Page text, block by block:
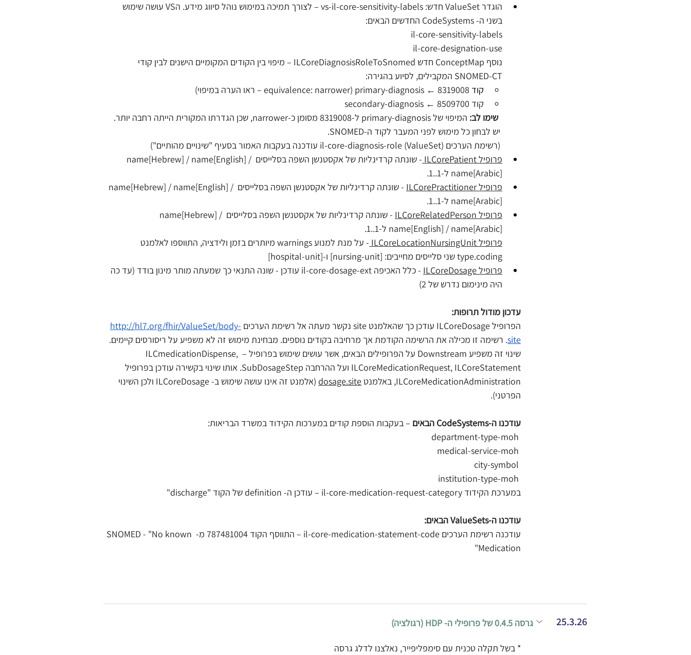
הוגדר ValueSet חדש: vs-il-core-sensitivity-labels – לצורך תמיכה במימוש נוהל סיווג מידע. הVS עושה שימוש
בשני ה- CodeSystems החדשים הבאים:
il-core-sensitivity-labels
il-core-designation-use
נוסף ConceptMap חדש ILCoreDiagnosisRoleToSnomed – מיפוי בין הקודים המקומיים הישנים לבין קודי
SNOMED-CT המקבילים, לסיוע בהגירה:
קוד primary-diagnosis ← 8319008 (equivalence: narrower – ראו הערה במיפוי)
קוד secondary-diagnosis ← 8509700
שימו לב:
המיפוי של primary-diagnosis ל-8319008 מסומן כ-narrower, שכן הגדרתו המקורית הייתה רחבה יותר.
יש לבחון כל מימוש לפני המעבר לקוד ה-SNOMED.
(רשימת הערכים (ValueSet) il-core-diagnosis-role עודכנה בעקבות האמור בסעיף "שינויים מהותיים")
פרופיל ILCorePatient
- שונתה קרדינליות של אקסטנשן השפה בסלייסים name[Hebrew] / name[English] /
name[Arabic] ל-1..1.
פרופיל ILCorePractitioner
- שונתה קרדינליות של אקסטנשן השפה בסלייסים name[Hebrew] / name[English] /
name[Arabic] ל-1..1.
פרופיל ILCoreRelatedPerson
- שונתה קרדינליות של אקסטנשן השפה בסלייסים name[Hebrew] /
name[English] / name[Arabic] ל-1..1.
פרופיל ILCoreLocationNursingUnit
- על מנת למנוע warnings מיותרים בזמן ולידציה, התווספו לאלמנט
type.coding שני סלייסים מחייבים: [nursing-unit] ו-[hospital-unit]
פרופיל ILCoreDosage
- כלל האכיפה il-core-dosage-ext עודכן - שונה התנאי כך שמעתה מותר מינון בודד (עד כה
היה מינימום נדרש של 2)
עדכון מודול תרופות:
הפרופיל ILCoreDosage עודכן כך שהאלמנט site נקשר מעתה אל רשימת הערכים
http://hl7.org/fhir/ValueSet/body-
site. רשימה זו מכילה את הרשימה הקודמת אך מרחיבה בקודים נוספים. מבחינת מימוש זה לא משפיע על ריסורסים קיימים.
שינוי זה משפיע Downstream על הפרופילים הבאים, אשר עושים שימוש בפרופיל – ILCmedicationDispense,
ILCoreMedicationRequest, ILCoreStatement ועל ההרחבה SubDosageStep. אותו שינוי בקשירה עודכן בפרופיל
ILCoreMedicationAdministration, באלמנט
dosage.site
(אלמנט זה אינו עושה שימוש ב- ILCoreDosage ולכן השינוי
הפרטני).
עודכנו ה-CodeSystems הבאים
– בעקבות הוספת קודים במערכות הקידוד במשרד הבריאות:
department-type-moh
medical-service-moh
city-symbol
institution-type-moh
במערכת הקידוד il-core-medication-request-category – עודכן ה- definition של הקוד "discharge"
עודכנו ה-ValueSets הבאים:
עודכנה רשימת הערכים il-core-medication-statement-code – התווסף הקוד 787481004 מ- SNOMED - "No known
Medication"
גרסה 0.4.5 של פרופילי ה- HDP (רגולציה)
* בשל תקלה טכנית עם סימפליפייר, נאלצנו לדלג גרסה
25.3.26